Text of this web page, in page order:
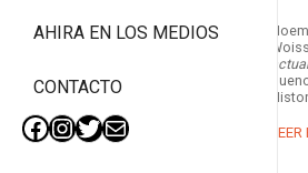
AHIRA EN LOS MEDIOS
CONTACTO
Facebook
Instagram
Twitter
Mail